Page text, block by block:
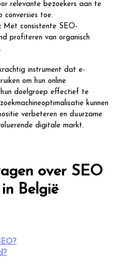
relevante bezoekers aan te
conversies toe.
Met consistente SEO-
profiteren van organisch
instrument dat e-
om hun online
doelgroep effectief te
kunnen
verbeteren en duurzame
digitale markt.
over SEO
België